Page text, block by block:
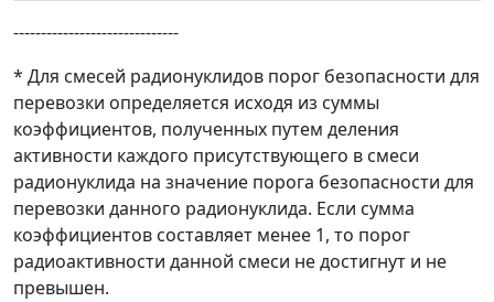
------------------------------
* Для смесей радионуклидов порог безопасности для
перевозки определяется исходя из суммы
коэффициентов, полученных путем деления
активности каждого присутствующего в смеси
радионуклида на значение порога безопасности для
перевозки данного радионуклида. Если сумма
коэффициентов составляет менее 1, то порог
радиоактивности данной смеси не достигнут и не
превышен.